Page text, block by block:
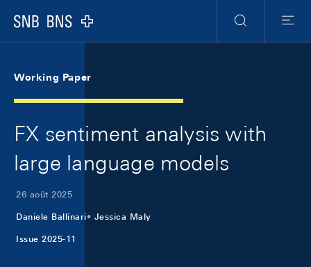
Logo
RechercheMenu
Working Paper
FX sentiment analysis with
large language models
26 août 2025
Daniele Ballinari Jessica Maly
Issue 2025-11